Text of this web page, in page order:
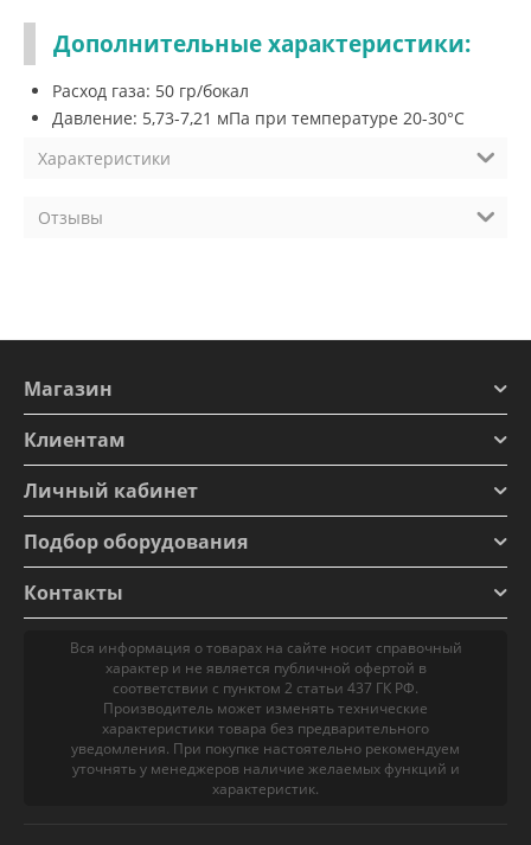
Дополнительные характеристики:
Расход газа: 50 гр/бокал
Давление: 5,73-7,21 мПа при температуре 20-30°C
Характеристики
Отзывы
Магазин
Клиентам
Личный кабинет
Подбор оборудования
Контакты
Вся информация о товарах на сайте носит справочный
характер и не является публичной офертой в
соответствии с пунктом 2 статьи 437 ГК РФ.
Производитель может изменять технические
характеристики товара без предварительного
уведомления. При покупке настоятельно рекомендуем
уточнять у менеджеров наличие желаемых функций и
характеристик.